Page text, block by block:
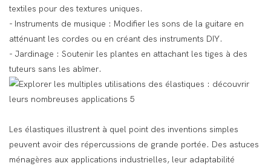
textiles pour des textures uniques.
- Instruments de musique : Modifier les sons de la guitare en
atténuant les cordes ou en créant des instruments DIY.
- Jardinage : Soutenir les plantes en attachant les tiges à des
tuteurs sans les abîmer.
Les élastiques illustrent à quel point des inventions simples
peuvent avoir des répercussions de grande portée. Des astuces
ménagères aux applications industrielles, leur adaptabilité